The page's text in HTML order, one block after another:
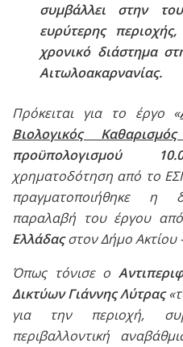
συμβάλλει στην
ευρύτερης
χρονικό διάστημα
Αιτωλοακαρνανίας.
Πρόκειται για το έργο «
Βιολογικός
προϋπολογισμού
χρηματοδότηση από το
πραγματοποιήθηκε η
παραλαβή του έργου
Ελλάδαςστον Δήμο Ακτίου
Όπως τόνισε ο
Δικτύων Γιάννης Λύτρας
για την περιοχή,
περιβαλλοντική